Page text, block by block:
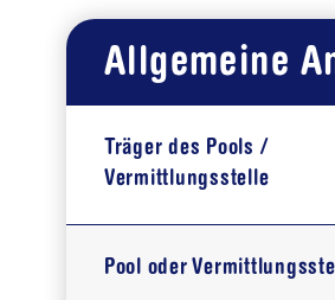
Allgemeine
Träger des Pools /
Vermittlungsstelle
Pool oder